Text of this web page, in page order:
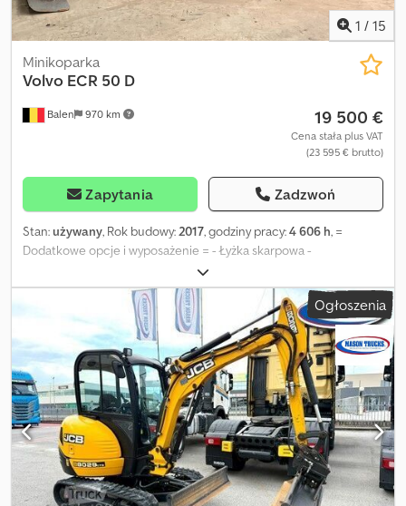
1 / 15
Balen 970 km
Minikoparka
Volvo ECR 50 D
19 500 €
Cena stała plus VAT
(23 595 € brutto)
Zapytania Zadzwoń
Stan:używany, Rok budowy:2017, godziny pracy:4 606 h, =
Dodatkowe opcje i wyposażenie = - Łyżka skarpowa -
Szybkozłącze - Standardowa łyżka podsiębierna = Dalsze
informacje = Djdszhu Suopfx Abyeck Napęd: Gąsienice Masa
własna: 4 950 kg Aby uzyskać więcej informacji, skontaktuj się z
Geertem Geuensem.
Ogłoszenia